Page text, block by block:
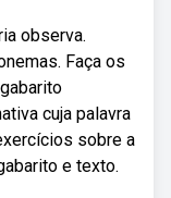
observa.
Faça os
cuja palavra
sobre a
e texto.